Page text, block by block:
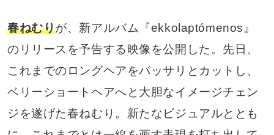
春ねむりが、新アルバム『ekkolaptómenos』
のリリースを予告する映像を公開した。先日、
これまでのロングヘアをバッサリとカットし、
ベリーショートヘアへと大胆なイメージチェン
ジを遂げた春ねむり。新たなビジュアルととも